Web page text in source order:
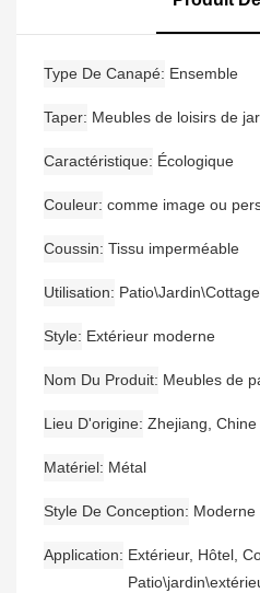
Étanche En Bois De Teck
Type De Canapé Ensemble
Taper Meubles de loisirs de
Caractéristique Écologique
Couleur comme image ou
Coussin Tissu imperméable
Utilisation
Style Extérieur moderne
Nom Du Produit Meubles de
Lieu D'origine Zhejiang, Chine
Matériel Métal
Style De Conception Moderne
Application
Extérieur, Hôtel,